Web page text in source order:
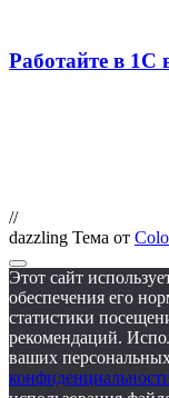
Работайте в 1С
//
dazzling Тема от
Этот сайт
обеспечения его
статистики
рекомендаций.
ваших